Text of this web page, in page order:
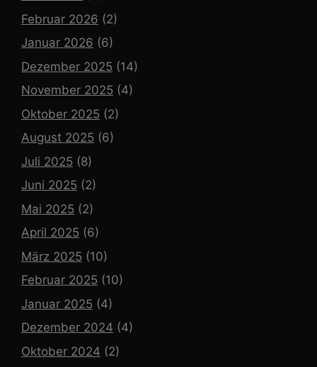
Februar 2026 (2)
Januar 2026 (6)
Dezember 2025 (14)
November 2025 (4)
Oktober 2025 (2)
August 2025 (6)
Juli 2025 (8)
Juni 2025 (2)
Mai 2025 (2)
April 2025 (6)
März 2025 (10)
Februar 2025 (10)
Januar 2025 (4)
Dezember 2024 (4)
Oktober 2024 (2)